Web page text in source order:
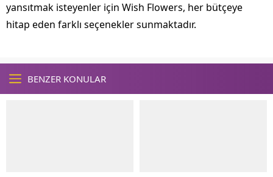
yansıtmak isteyenler için Wish Flowers, her bütçeye
hitap eden farklı seçenekler sunmaktadır.
BENZER KONULAR